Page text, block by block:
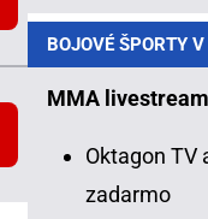
BOJOVÉ ŠPORTY
MMA
Oktagon TV
zadarmo